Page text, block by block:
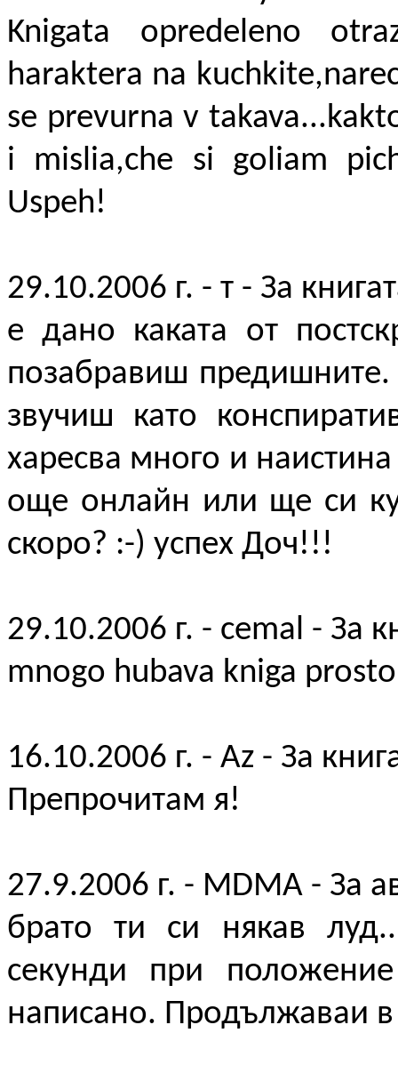
Knigata opredeleno
haraktera na
se prevurna v
i mislia,che si goliam
Uspeh!
29.10.2006 г. - т - За
е дано каката от
позабравиш
звучиш като
харесва много и
още онлайн или ще си
скоро? :-) успех Доч!!!
29.10.2006 г. - cemal - За
mnogo hubava kniga
16.10.2006 г. - Az - За
Препрочитам я!
27.9.2006 г. - MDMA - За
брато ти си някав
секунди при
написано. Продължаваи